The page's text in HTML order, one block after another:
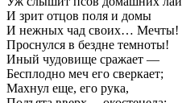
И зрит отцов поля и домы
И нежных чад своих… Мечты!
Проснулся в бездне темноты!
Иный чудовище сражает —
Бесплодно меч его сверкает;
Махнул еще, его рука,